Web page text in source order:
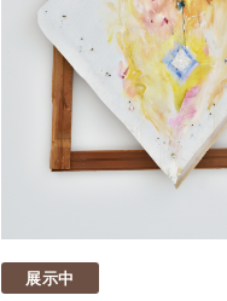
展示中